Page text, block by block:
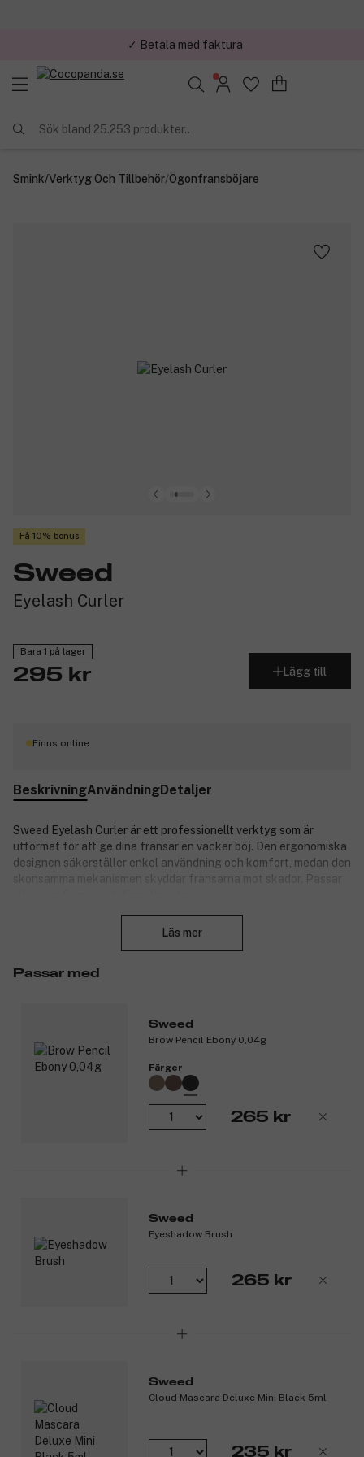
Sök bland 25.253 produkter..
Smink/Verktyg Och Tillbehör/Ögonfransböjare
Få 10% bonus
Sweed
Eyelash Curler
Bara 1 på lager
295 kr Lägg till
Finns online
BeskrivningAnvändningDetaljer
Sweed Eyelash Curler är ett professionellt verktyg som är
utformat för att ge dina fransar en vacker böj. Den ergonomiska
designen säkerställer enkel användning och komfort, medan den
skonsamma mekanismen skyddar fransarna mot skador. Passar
Läs mer
Passar med
Sweed
Brow Pencil Ebony 0,04g
Färger
265 kr
Sweed
Eyeshadow Brush
265 kr
Sweed
Cloud Mascara Deluxe Mini Black 5ml
235 kr